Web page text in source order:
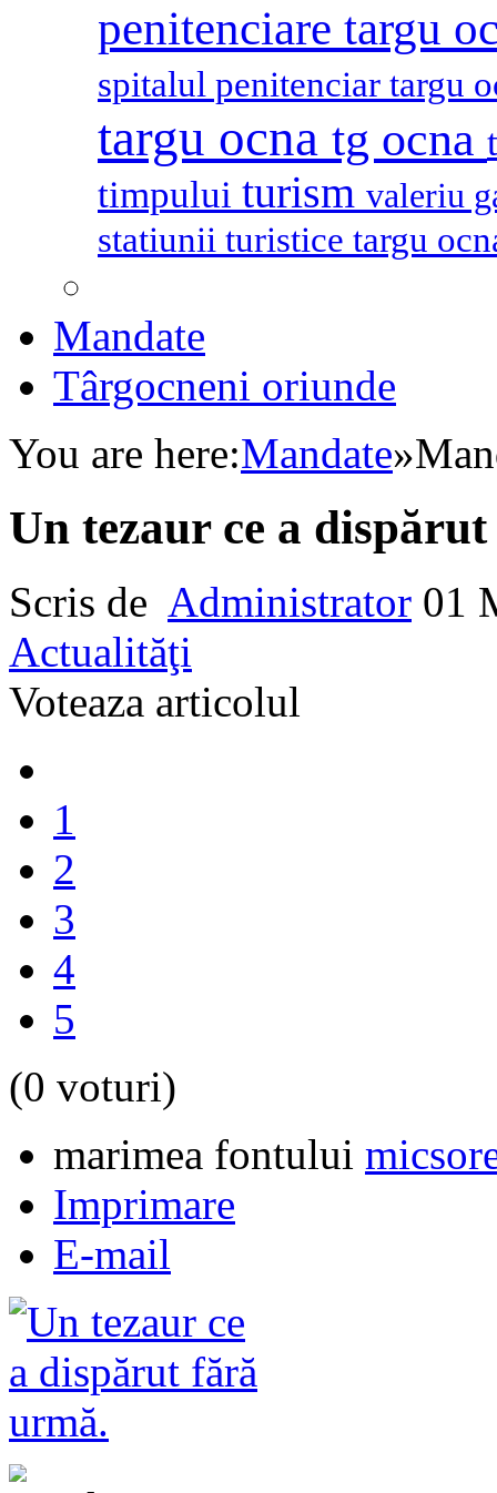
penitenciare targu
spitalul penitenciar targu
targu ocna tg ocna
timpului turism valeriu
statiunii turistice targu
Mandate
Târgocneni oriunde
You are here:Mandate»
Un tezaur ce a
Scris de Administrator 01
Actualităţi
Voteaza articolul
1
2
3
4
5
(0 voturi)
marimea fontului
Imprimare
E-mail